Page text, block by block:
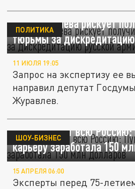
Алла Пугачева рискует
тюрьмы за
ПОЛИТИКА
11 ИЮЛЯ 19:05
Запрос на экспертизу ее
направил депутат
Журавлев.
Она накормит всю Россию:
карьеру заработала 150
ШОУ-БИЗНЕС
15 АПРЕЛЯ 06:00
Эксперты перед 75-